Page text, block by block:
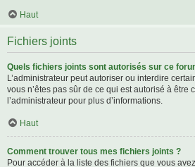
Haut
Fichiers joints
Quels fichiers joints sont autorisés sur ce
L’administrateur peut autoriser ou interdire
vous n’êtes pas sûr de ce qui est autorisé à être
l’administrateur pour plus d’informations.
Haut
Comment trouver tous mes fichiers joints ?
Pour accéder à la liste des fichiers que vous